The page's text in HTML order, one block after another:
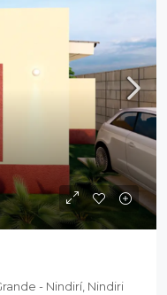
- Nindirí, Nindiri